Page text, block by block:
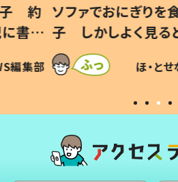
歳息
？」
編集部
小1から不登校、息
ッド」だった 父が
作り続ける理由とは
#令和の子
SNSで話題 ほ・と